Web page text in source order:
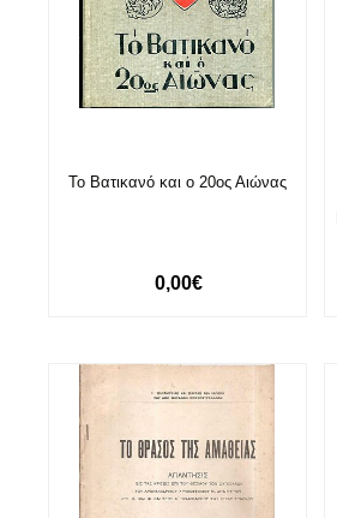
Το Βατικανό και ο 20ος Αιώνας
0,00€